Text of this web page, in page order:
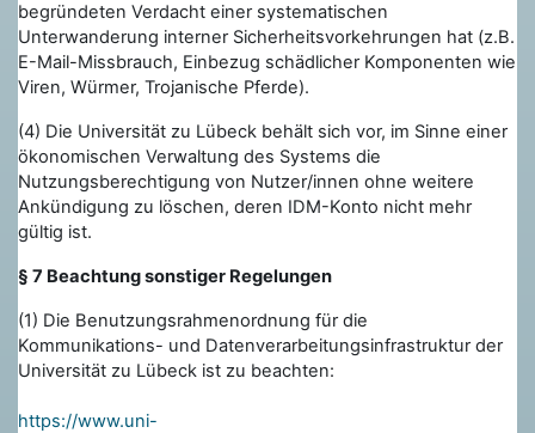
begründeten Verdacht einer systematischen
Unterwanderung interner Sicherheitsvorkehrungen hat (z.B.
E-Mail-Missbrauch, Einbezug schädlicher Komponenten wie
Viren, Würmer, Trojanische Pferde).
(4) Die Universität zu Lübeck behält sich vor, im Sinne einer
ökonomischen Verwaltung des Systems die
Nutzungsberechtigung von Nutzer/innen ohne weitere
Ankündigung zu löschen, deren IDM-Konto nicht mehr
gültig ist.
§ 7 Beachtung sonstiger Regelungen
(1) Die Benutzungsrahmenordnung für die
Kommunikations- und Datenverarbeitungsinfrastruktur der
Universität zu Lübeck ist zu beachten:
https://www.uni-